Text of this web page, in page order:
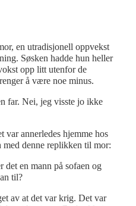
en utradisjonell oppvekst
Søsken hadde hun heller
opp litt utenfor de
å være noe minus.
far. Nei, jeg visste jo ikke
var annerledes hjemme hos
denne replikken til mor:
det en mann på sofaen og
til?
av at det var krig. Det var